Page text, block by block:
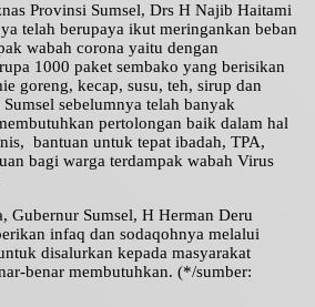
Provinsi Sumsel, Drs H Najib Haitami
telah berupaya ikut meringankan beban
wabah corona yaitu dengan
1000 paket sembako yang berisikan
goreng, kecap, susu, teh, sirup dan
sebelumnya telah banyak
pertolongan baik dalam hal
bantuan untuk tepat ibadah, TPA,
bagi warga terdampak wabah Virus
Gubernur Sumsel, H Herman Deru
infaq dan sodaqohnya melalui
disalurkan kepada masyarakat
benar membutuhkan. (*/sumber: